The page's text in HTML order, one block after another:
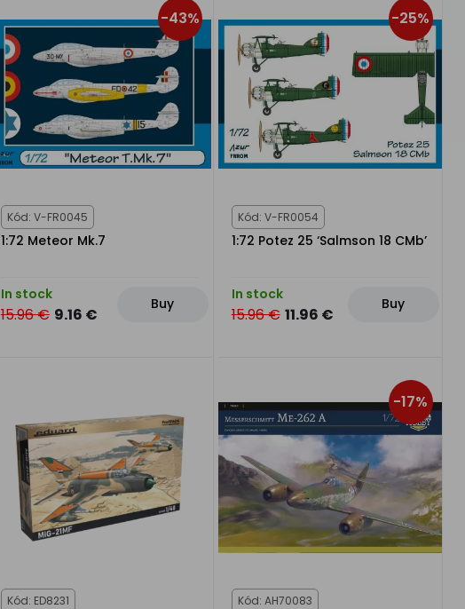
-43%
Kód: V-FR0045
1:72 Meteor Mk.7
In stock
15.96 € 9.16 €
Buy
-25%
Kód: V-FR0054
1:72 Potez 25 ‘Salmson 18 CMb’
In stock
15.96 € 11.96 €
Buy
Kód: ED8231
-17%
Kód: AH70083